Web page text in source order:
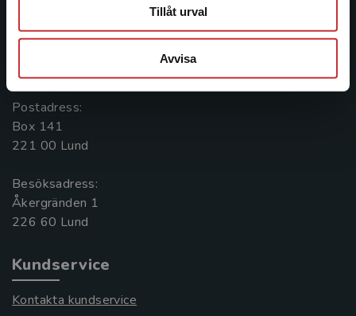
Tillåt urval
Avvisa
Kontakta oss
046-31 20 00
Postadress:
Box 141
221 00 Lund
Besöksadress:
Åkergränden 1
Kundservice
Kontakta kundservice